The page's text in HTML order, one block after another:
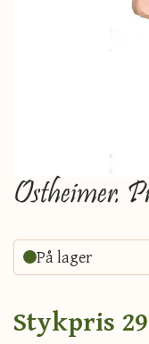
Ostheimer.
På lager
Stykpris